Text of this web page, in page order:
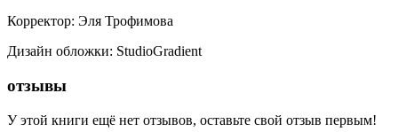
Корректор: Эля Трофимова
Дизайн обложки: StudioGradient
отзывы
У этой книги ещё нет отзывов, оставьте свой отзыв первым!